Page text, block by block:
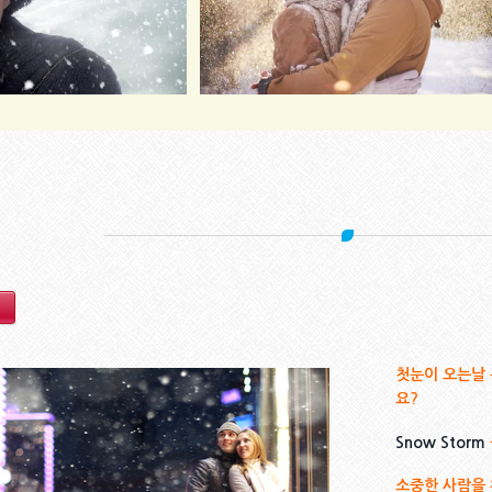
첫눈이 오는날
요?
Snow Storm
소중한 사람을